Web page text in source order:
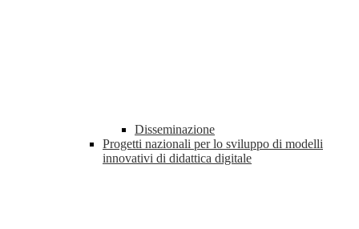
Disseminazione
Progetti nazionali per lo sviluppo di modelli
innovativi di didattica digitale